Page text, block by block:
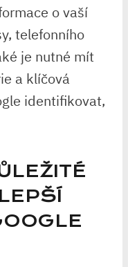
o vaší
telefonního
je nutné mít
a klíčová
identifikovat,